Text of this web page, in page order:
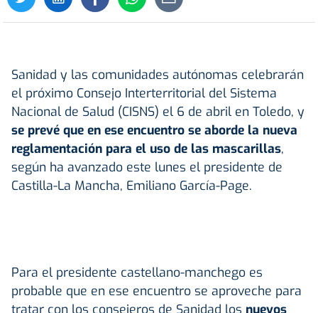
Sanidad y las comunidades autónomas celebrarán
el próximo Consejo Interterritorial del Sistema
Nacional de Salud (CISNS) el 6 de abril en Toledo, y
se prevé que en ese encuentro se aborde la nueva
reglamentación para el uso de las mascarillas,
según ha avanzado este lunes el presidente de
Castilla-La Mancha, Emiliano García-Page.
Para el presidente castellano-manchego es
probable que en ese encuentro se aproveche para